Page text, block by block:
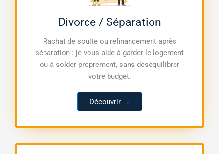
Divorce / Séparation
Rachat de soulte ou refinancement après
séparation : je vous aide à garder le logement
ou à solder proprement, sans déséquilibrer
votre budget.
Découvrir →